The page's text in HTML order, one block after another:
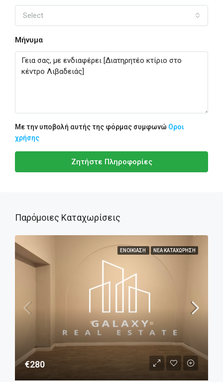
Select
Μήνυμα
Με την υποβολή αυτής της φόρμας συμφωνώ Οροι
χρήσης
Ζητήστε Πληροφορίες
Παρόμοιες Καταχωρίσεις
ΕΝΟΙΚΊΑΣΗ ΝΈΑ ΚΑΤΑΧΏΡΗΣΗ
€280